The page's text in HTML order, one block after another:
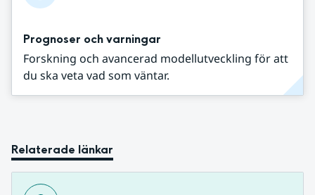
Prognoser och varningar
Forskning och avancerad modellutveckling för att
du ska veta vad som väntar.
Relaterade länkar